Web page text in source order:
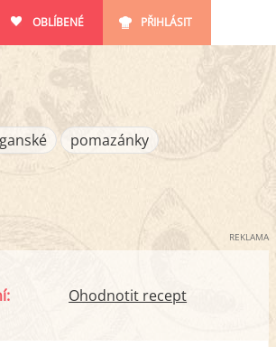
OBLÍBENÉ PŘIHLÁSIT
pomazánky
REKLAMA
Ohodnotit recept